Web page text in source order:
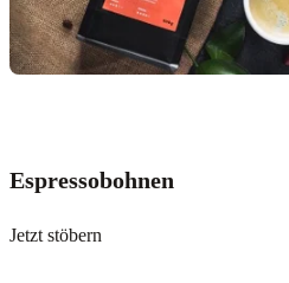
Espressobohnen
Jetzt stöbern